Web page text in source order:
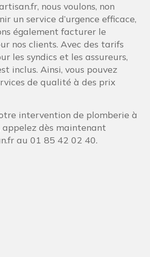
nous voulons, non
un service d’urgence efficace,
également facturer le
nos clients. Avec des tarifs
les syndics et les assureurs,
inclus. Ainsi, vous pouvez
de qualité à des prix
intervention de plomberie à
dès maintenant
au 01 85 42 02 40.